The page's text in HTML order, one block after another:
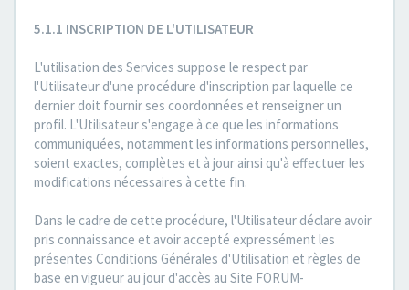
5.1.1 INSCRIPTION DE L'UTILISATEUR
L'utilisation des Services suppose le respect par
l'Utilisateur d'une procédure d'inscription par laquelle ce
dernier doit fournir ses coordonnées et renseigner un
profil. L'Utilisateur s'engage à ce que les informations
communiquées, notamment les informations personnelles,
soient exactes, complètes et à jour ainsi qu'à effectuer les
modifications nécessaires à cette fin.
Dans le cadre de cette procédure, l'Utilisateur déclare avoir
pris connaissance et avoir accepté expressément les
présentes Conditions Générales d'Utilisation et règles de
base en vigueur au jour d'accès au Site FORUM-